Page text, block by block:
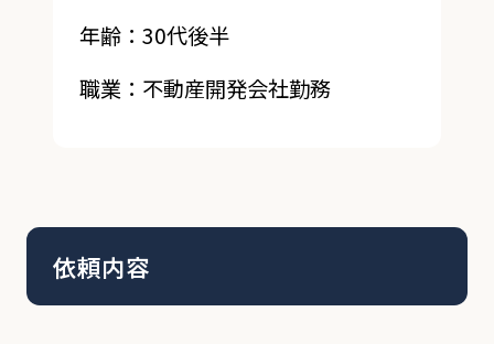
年齢：30代後半
職業：不動産開発会社勤務
依頼内容